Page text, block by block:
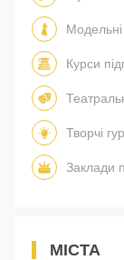
Курси
Творчі
Заклади
МІСТА